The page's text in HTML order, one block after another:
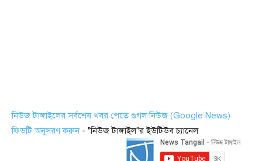
নিউজ টাঙ্গাইলের সর্বশেষ খবর পেতে গুগল নিউজ (Google News)
ফিডটি অনুসরণ করুন - "নিউজ টাঙ্গাইল"র ইউটিউব চ্যানেল